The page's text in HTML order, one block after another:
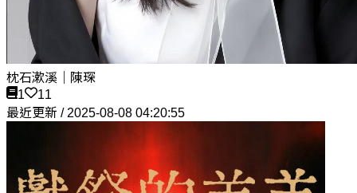
枕石漱溪｜陳琛
1
11
最近更新 / 2025-08-08 04:20:55